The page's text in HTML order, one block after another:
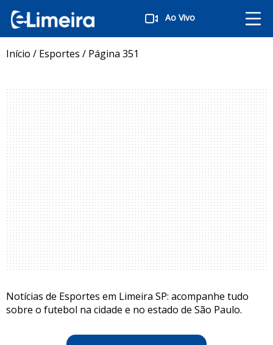
Ao Vivo
Início / Esportes / Página 351
Notícias de Esportes em Limeira SP: acompanhe tudo
sobre o futebol na cidade e no estado de São Paulo.